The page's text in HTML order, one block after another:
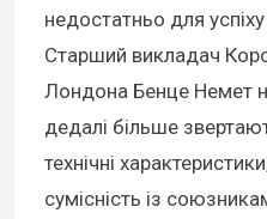
недостатньо для
Старший викладач
Лондона Бенце Немет
дедалі більше
технічні
сумісність із